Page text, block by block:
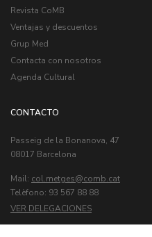
Revista CoMB
Ventajas y descuentos
Grup Med
Contacta con nosotros
Agenda Cultural
CONTACTO
Passeig de la Bonanova, 47
08017 Barcelona
Mail: col.metges
Telèfono: 93 567 88 88
VER DELEGACIONES